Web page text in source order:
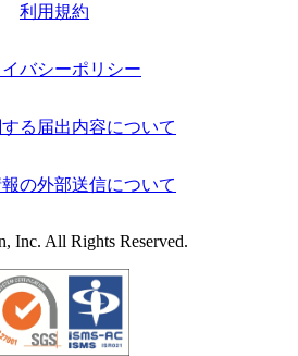
利用規約
バシーポリシー
る届出内容について
の外部送信について
Inc. All Rights Reserved.